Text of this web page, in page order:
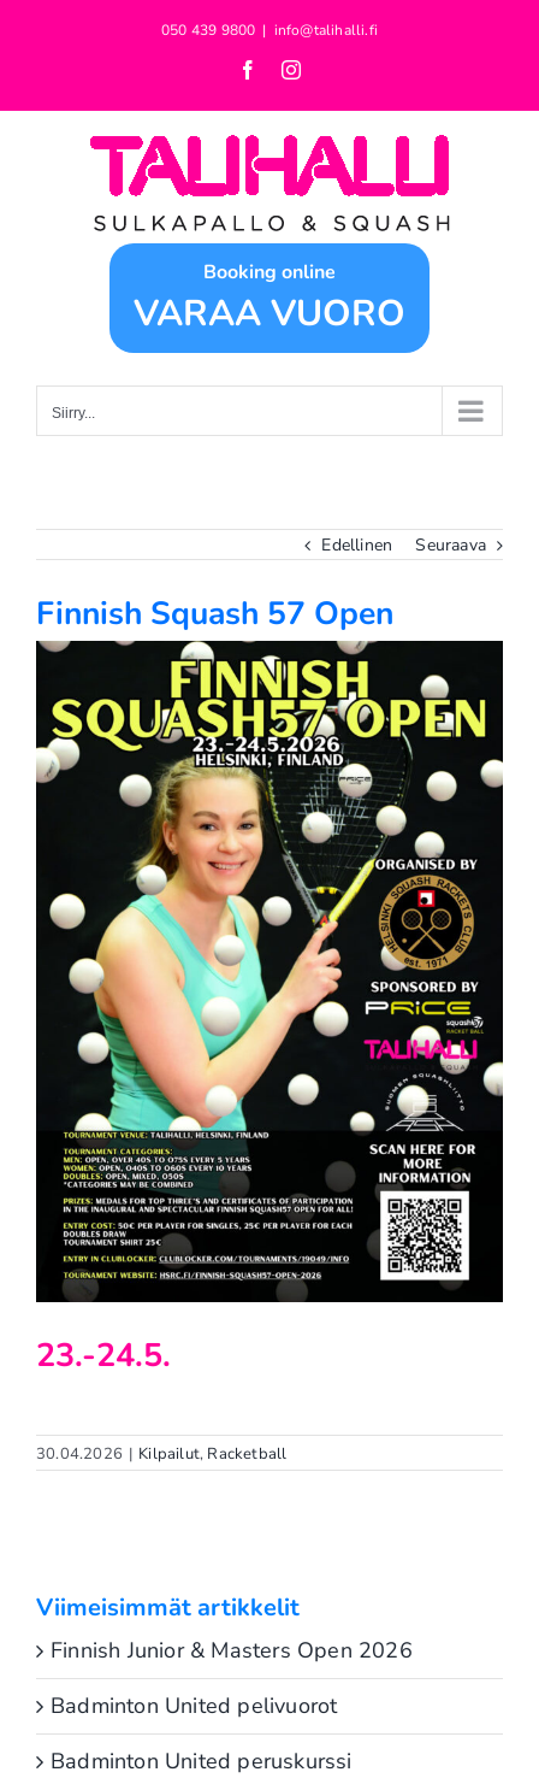
050 439 9800 | info@talihalli.fi
FacebookInstagram
Booking online
VARAA VUORO
Siirry...
Edellinen Seuraava
Finnish Squash 57 Open
23.-24.5.
30.04.2026 | Kilpailut, Racketball
Viimeisimmät artikkelit
Finnish Junior & Masters Open 2026
Badminton United pelivuorot
Badminton United peruskurssi